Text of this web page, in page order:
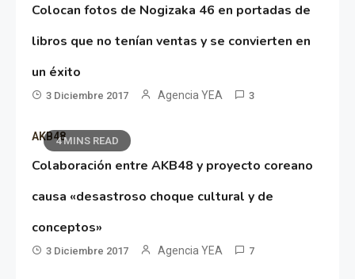
Colocan fotos de Nogizaka 46 en portadas de
libros que no tenían ventas y se convierten en
un éxito
3 Diciembre 2017 Agencia YEA 3
4 MINS READ
AKB48
Colaboración entre AKB48 y proyecto coreano
causa «desastroso choque cultural y de
conceptos»
3 Diciembre 2017 Agencia YEA 7